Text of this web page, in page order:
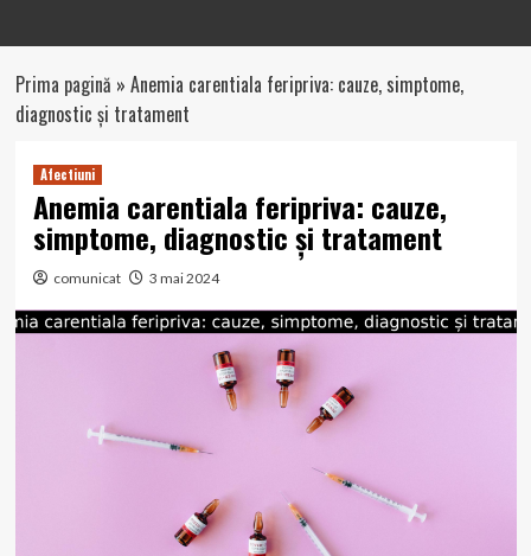
Prima pagină » Anemia carentiala feripriva: cauze, simptome,
diagnostic și tratament
Afectiuni
Anemia carentiala feripriva: cauze,
simptome, diagnostic și tratament
comunicat 3 mai 2024